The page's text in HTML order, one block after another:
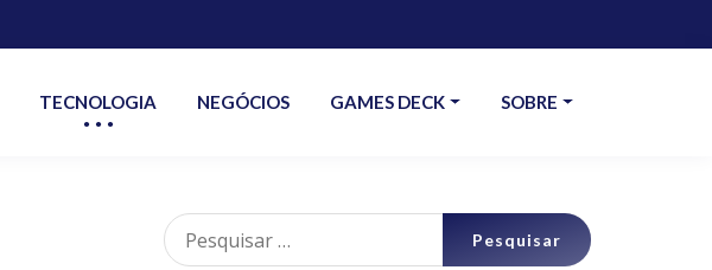
TECNOLOGIA NEGÓCIOS GAMES DECK SOBRE
Pesquisar
por: